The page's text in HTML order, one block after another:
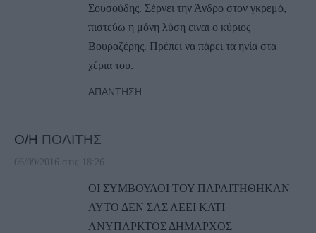
Σουσούδης. Σέρνει την Άνδρο στον γκρεμό,
πιστεύω η μόνη λύση ειναι ο κύριος
Βουραζέρης. Πρέπει να πάρει τα ηνία στα
χέρια του.
ΑΠΆΝΤΗΣΗ
Ο/Η ΠΟΛΙΤΗΣ
06/09/2016 στις 18:26
ΟΙ ΣΥΜΒΟΥΛΟΙ ΤΟΥ ΠΑΡΑΙΤΗΘΗΚΑΝ
ΑΥΤΟ ΔΕΝ ΣΑΣ ΛΕΕΙ ΚΑΤΙ
ΑΝΥΠΑΡΚΤΟΣ ΔΗΜΑΡΧΟΣ